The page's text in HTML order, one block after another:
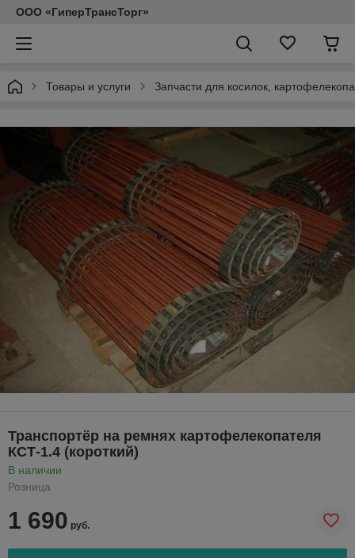
ООО «ГиперТрансТорг»
Товары и услуги Запчасти для косилок,
Транспортёр на ремнях картофелекопателя
КСТ-1.4 (короткий)
В наличии
Розница
1 690 руб.